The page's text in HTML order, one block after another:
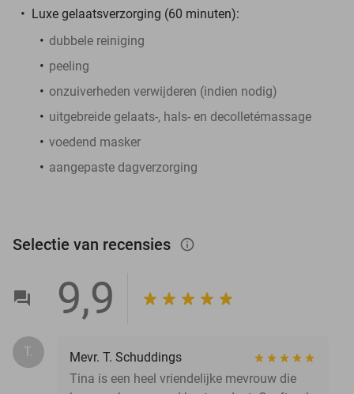
Luxe gelaatsverzorging (60 minuten):
dubbele reiniging
peeling
onzuiverheden verwijderen (indien nodig)
uitgebreide gelaats-, hals- en decolletémassage
voedend masker
aangepaste dagverzorging
Selectie van recensies info_outlined
9,9
T.
Mevr. T. Schuddings
Tina is een heel vriendelijke mevrouw die